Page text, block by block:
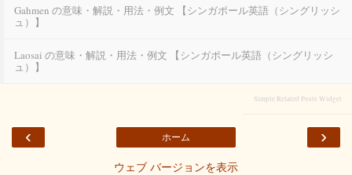
Gahmen の意味・解説・用法・例文 【シンガポール英語（シングリッシ
ュ）】
Laosai の意味・解説・用法・例文 【シンガポール英語（シングリッシ
ュ）】
Simple Related Posts Widget
‹ ›
ホーム
ウェブ バージョンを表示